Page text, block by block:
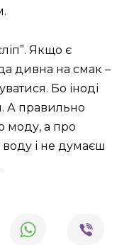
Якщо є
дивна на смак –
Бо іноді
А правильно
моду, а про
і не думаєш